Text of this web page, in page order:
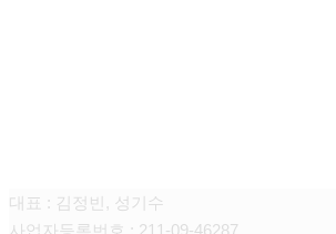
대표 : 김정빈, 성기수
사업자등록번호 : 211-09-46287